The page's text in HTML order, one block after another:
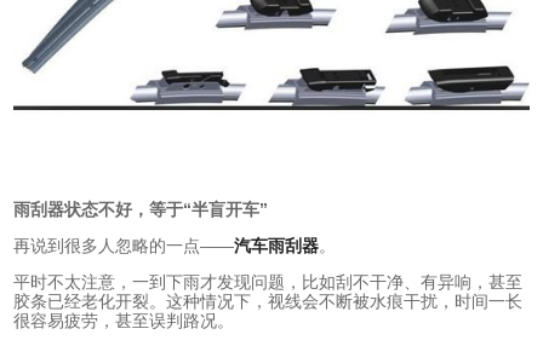
雨刮器状态不好，等于“半盲开车”
再说到很多人忽略的一点——汽车雨刮器。
平时不太注意，一到下雨才发现问题，比如刮不干净、有异响，甚至
胶条已经老化开裂。这种情况下，视线会不断被水痕干扰，时间一长
很容易疲劳，甚至误判路况。